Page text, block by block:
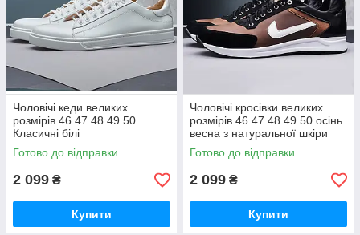
Чоловічі кеди великих
розмірів 46 47 48 49 50
Класичні білі
шкіряні демісезонні
Готово до відправки
2 099 ₴
Купити
Чоловічі кросівки великих
розмірів 46 47 48 49 50 осінь
весна з натуральної шкіри
Готово до відправки
2 099 ₴
Купити